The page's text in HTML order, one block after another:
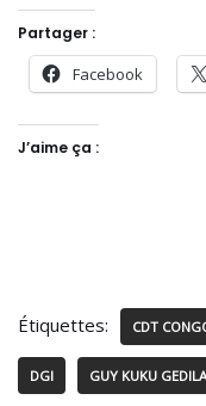
Partager :
Facebook
J’aime ça :
Étiquettes: CDT
DGI GUY KUKU GEDILA